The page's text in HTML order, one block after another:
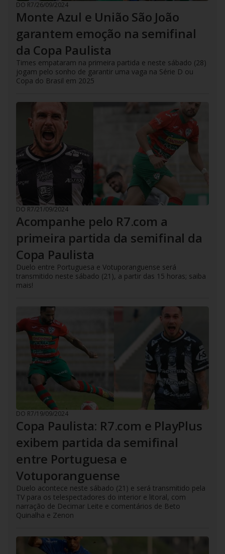
DO R7/26/09/2024
Monte Azul e União São João
garantem emoção na semifinal
da Copa Paulista
Times empataram na primeira partida e neste sábado (28)
jogam pelo sonho de garantir uma vaga na Série D ou
Copa do Brasil em 2025
DO R7/21/09/2024
Acompanhe pelo R7.com a
primeira partida da semifinal da
Copa Paulista
Duelo entre Portuguesa e Votuporanguense será
transmitido neste sábado (21), a partir das 15 horas; saiba
mais!
DO R7/19/09/2024
Copa Paulista: R7.com e PlayPlus
exibem partida da semifinal
entre Portuguesa e
Votuporanguense
Duelo acontece neste sábado (21) e será transmitido pela
TV para os telespectadores do interior e litoral, com
narração de Decimar Leite e comentários de Beto
Quinalha e Zenon